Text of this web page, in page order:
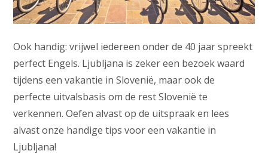
Ook handig: vrijwel iedereen onder de 40 jaar spreekt
perfect Engels. Ljubljana is zeker een bezoek waard
tijdens een vakantie in Slovenië, maar ook de
perfecte uitvalsbasis om de rest Slovenië te
verkennen. Oefen alvast op de uitspraak en lees
alvast onze handige tips voor een vakantie in
Ljubljana!